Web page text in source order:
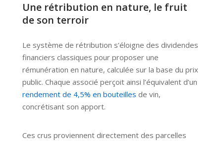
Une rétribution en nature, le fruit
de son terroir
Le système de rétribution s’éloigne des dividendes
financiers classiques pour proposer une
rémunération en nature, calculée sur la base du prix
public. Chaque associé perçoit ainsi l’équivalent d’un
rendement de 4,5% en bouteilles de vin,
concrétisant son apport.
Ces crus proviennent directement des parcelles